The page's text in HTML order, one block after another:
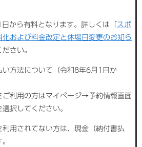
から有料となります。詳しくは「 スポ
化および料金改定と休場日変更のお知ら
ださい。
い方法について（令和8年6月1日か
ご利用の方はマイページ→予約情報画面
択してください。
利用されてない方は、現金（納付書払